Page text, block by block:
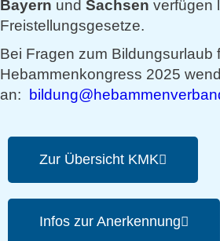
Bayern und Sachsen verfügen
Freistellungsgesetze.
Bei Fragen zum Bildungsurlaub
Hebammenkongress 2025
an:
Zur Übersicht KMK
Infos zur Anerkennung